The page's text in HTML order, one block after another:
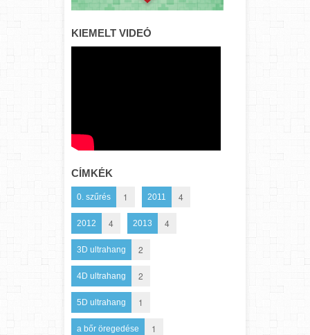
KIEMELT VIDEÓ
CÍMKÉK
0. szűrés 1 2011 4
2012 4 2013 4
3D ultrahang 2
4D ultrahang 2
5D ultrahang 1
a bőr öregedése 1